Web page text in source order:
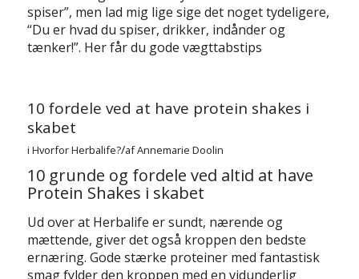
spiser”, men lad mig lige sige det noget tydeligere,
“Du er hvad du spiser, drikker, indånder og
tænker!”. Her får du gode vægttabstips
10 fordele ved at have protein shakes i
skabet
i Hvorfor Herbalife?/afAnnemarie Doolin
10 grunde og fordele ved altid at have
Protein Shakes i skabet
Ud over at Herbalife er sundt, nærende og
mættende, giver det også kroppen den bedste
ernæring. Gode stærke proteiner med fantastisk
smag fylder den kroppen med en vidunderlig